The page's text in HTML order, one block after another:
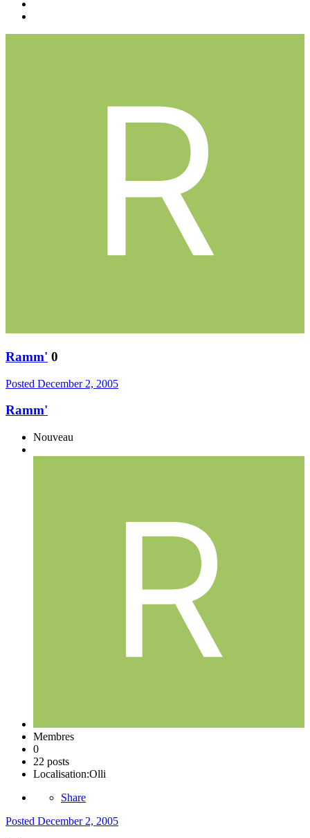
Ramm' 0
Posted December 2, 2005
Ramm'
Nouveau
Membres
0
22 posts
Localisation:Olli
Share
Posted December 2, 2005